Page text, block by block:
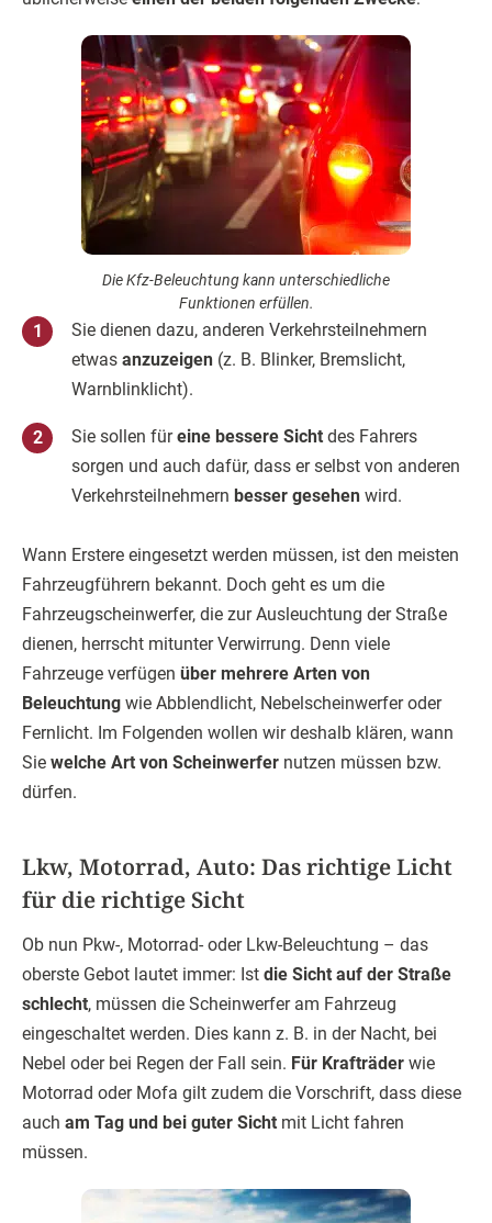
Die Kfz-Beleuchtung kann unterschiedliche
Funktionen erfüllen.
Sie dienen dazu, anderen Verkehrsteilnehmern
etwas anzuzeigen (z. B. Blinker, Bremslicht,
Warnblinklicht).
Sie sollen füreine bessere Sicht des Fahrers
sorgen und auch dafür, dass er selbst von anderen
Verkehrsteilnehmern besser gesehen wird.
Wann Erstere eingesetzt werden müssen, ist den meisten
Fahrzeugführern bekannt. Doch geht es um die
Fahrzeugscheinwerfer, die zur Ausleuchtung der Straße
dienen, herrscht mitunter Verwirrung. Denn viele
Fahrzeuge verfügen über mehrere Arten von
Beleuchtung wie Abblendlicht, Nebelscheinwerfer oder
Fernlicht. Im Folgenden wollen wir deshalb klären, wann
Sie welche Art von Scheinwerfer nutzen müssen bzw.
dürfen.
Lkw, Motorrad, Auto: Das richtige Licht
für die richtige Sicht
Ob nun Pkw-, Motorrad- oder Lkw-Beleuchtung – das
oberste Gebot lautet immer: Ist die Sicht auf der Straße
schlecht, müssen die Scheinwerfer am Fahrzeug
eingeschaltet werden. Dies kann z. B. in der Nacht, bei
Nebel oder bei Regen der Fall sein. Für Krafträder wie
Motorrad oder Mofa gilt zudem die Vorschrift, dass diese
auch am Tag und bei guter Sicht mit Licht fahren
müssen.